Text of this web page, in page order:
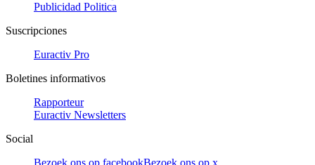
Publicidad Politica
Suscripciones
Euractiv Pro
Boletines informativos
Rapporteur
Euractiv Newsletters
Social
Bezoek ons op facebookBezoek ons op x